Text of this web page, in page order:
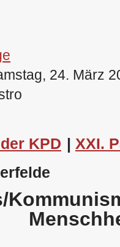
24. März
KPD | XXI.